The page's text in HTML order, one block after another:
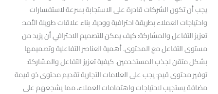
يجب أن تكون الشركات قادرة على الاستجابة بسرعة لاستفسارات
واحتياجات العملاء بطريقة احترافية وودية. بناء علاقات طويلة الأمد:
تعزيز التفاعل والمشاركة: كيف يمكن للتصميم الاحترافي أن يزيد من
مستوى التفاعل مع المحتوى. أهمية العناصر التفاعلية وتصميمها
بشكل متقن لجذب المستخدمين. كيفية تعزيز التفاعل والمشاركة:
توفير محتوى قيم: يجب على العلامات التجارية تقديم محتوى ذو قيمة
مضافة يستجيب لاحتياجات واهتمامات العملاء، مما يشجعهم على